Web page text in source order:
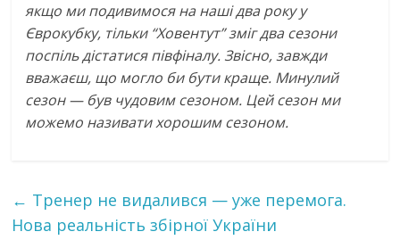
якщо ми подивимося на наші два року у
Єврокубку, тільки “Ховентут” зміг два сезони
поспіль дістатися півфіналу. Звісно, завжди
вважаєш, що могло би бути краще. Минулий
сезон — був чудовим сезоном. Цей сезон ми
можемо називати хорошим сезоном.
← Тренер не видалився — уже перемога.
Нова реальність збірної України